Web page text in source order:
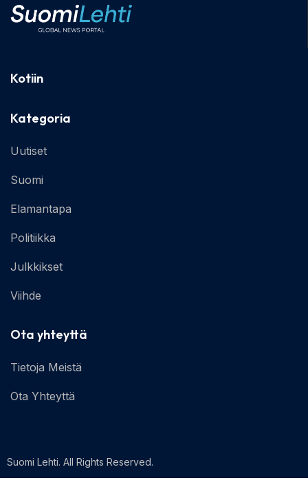
Kotiin
Kategoria
Uutiset
Suomi
Elamantapa
Politiikka
Julkkikset
Viihde
Ota yhteyttä
Tietoja Meistä
Ota Yhteyttä
Suomi Lehti. All Rights Reserved.